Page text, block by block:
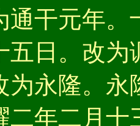
通干元年
五日。改为
为永隆。
二年二月十